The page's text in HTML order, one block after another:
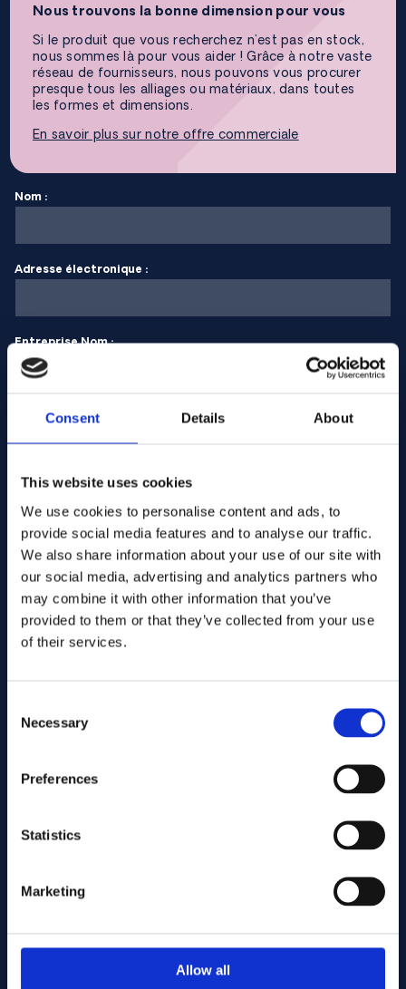
Consent Details About
This website uses cookies
We use cookies to personalise content and ads, to
provide social media features and to analyse our traffic.
We also share information about your use of our site with
our social media, advertising and analytics partners who
may combine it with other information that you’ve
provided to them or that they’ve collected from your use
of their services.
Selection
Necessary
Preferences
Statistics
Marketing
Allow all
Nous trouvons la bonne dimension pour vous
Si le produit que vous recherchez n'est pas en stock,
nous sommes là pour vous aider ! Grâce à notre vaste
réseau de fournisseurs, nous pouvons vous procurer
presque tous les alliages ou matériaux, dans toutes
les formes et dimensions.
En savoir plus sur notre offre commerciale
Nom :
Adresse électronique :
Entreprise Nom :
Saisissez la quantité
Votre message
Associerade produkter